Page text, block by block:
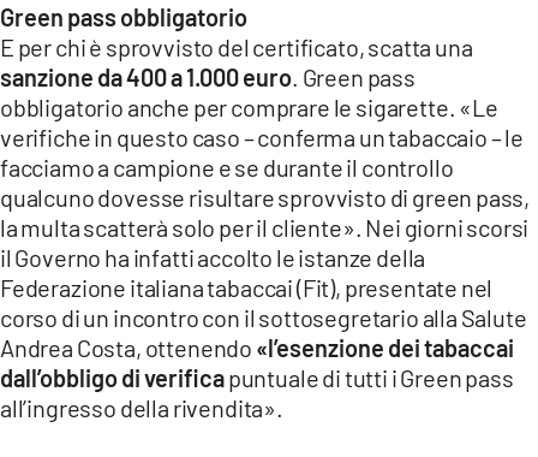
App
ANDROID
APPLE
Green pass obbligatorio
E per chi è sprovvisto del certificato, scatta una
sanzione da 400 a 1.000 euro . Green pass
obbligatorio anche per comprare le sigarette. «Le
verifiche in questo caso – conferma un tabaccaio – le
facciamo a campione e se durante il controllo
qualcuno dovesse risultare sprovvisto di green pass,
la multa scatterà solo per il cliente». Nei giorni scorsi
il Governo ha infatti accolto le istanze della
Federazione italiana tabaccai (Fit), presentate nel
corso di un incontro con il sottosegretario alla Salute
Andrea Costa, ottenendo «l’esenzione dei tabaccai
dall’obbligo di verificapuntuale di tutti i Green pass
all’ingresso della rivendita».